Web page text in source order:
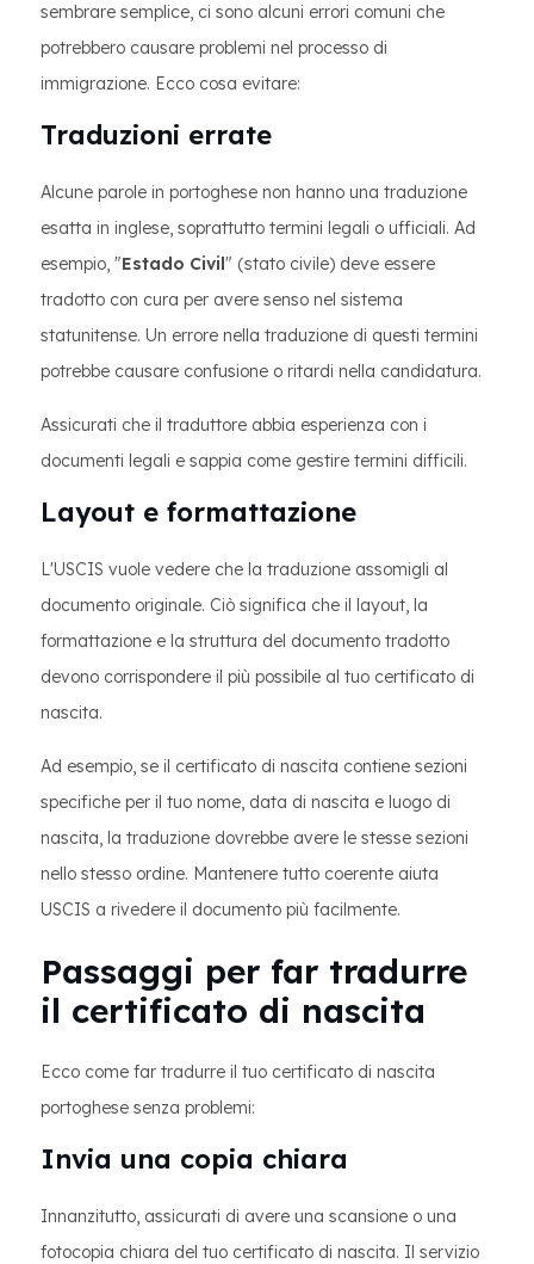
sembrare semplice, ci sono alcuni errori comuni che
potrebbero causare problemi nel processo di
immigrazione. Ecco cosa evitare:
Traduzioni errate
Alcune parole in portoghese non hanno una traduzione
esatta in inglese, soprattutto termini legali o ufficiali. Ad
esempio, "Estado Civil" (stato civile) deve essere
tradotto con cura per avere senso nel sistema
statunitense. Un errore nella traduzione di questi termini
potrebbe causare confusione o ritardi nella candidatura.
Assicurati che il traduttore abbia esperienza con i
documenti legali e sappia come gestire termini difficili.
Layout e formattazione
L'USCIS vuole vedere che la traduzione assomigli al
documento originale. Ciò significa che il layout, la
formattazione e la struttura del documento tradotto
devono corrispondere il più possibile al tuo certificato di
nascita.
Ad esempio, se il certificato di nascita contiene sezioni
specifiche per il tuo nome, data di nascita e luogo di
nascita, la traduzione dovrebbe avere le stesse sezioni
nello stesso ordine. Mantenere tutto coerente aiuta
USCIS a rivedere il documento più facilmente.
Passaggi per far tradurre
il certificato di nascita
Ecco come far tradurre il tuo certificato di nascita
portoghese senza problemi:
Invia una copia chiara
Innanzitutto, assicurati di avere una scansione o una
fotocopia chiara del tuo certificato di nascita. Il servizio